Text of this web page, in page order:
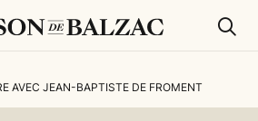
AVEC JEAN-BAPTISTE DE FROMENT